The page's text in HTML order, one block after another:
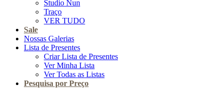
Studio Nun
Traço
VER TUDO
Sale
Nossas Galerias
Lista de Presentes
Criar Lista de Presentes
Ver Minha Lista
Ver Todas as Listas
Pesquisa por Preço